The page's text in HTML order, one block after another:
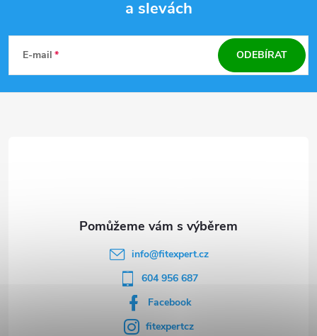
p
a slevách
E-mail ODEBÍRAT
info@fitexpert.cz
604 956 687
Facebook
fitexpertcz